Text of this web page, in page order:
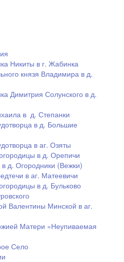
Никиты в г. Жабинка
князя Владимира в д.
Димитрия Солунского в д.
в д. Степанки
в д. Большие
в аг. Озяты
в д. Орепичи
д. Огородники (Вежки)
в аг. Матеевичи
в д. Бульково
Валентины Минской в аг.
Матери «Неупиваемая
Село